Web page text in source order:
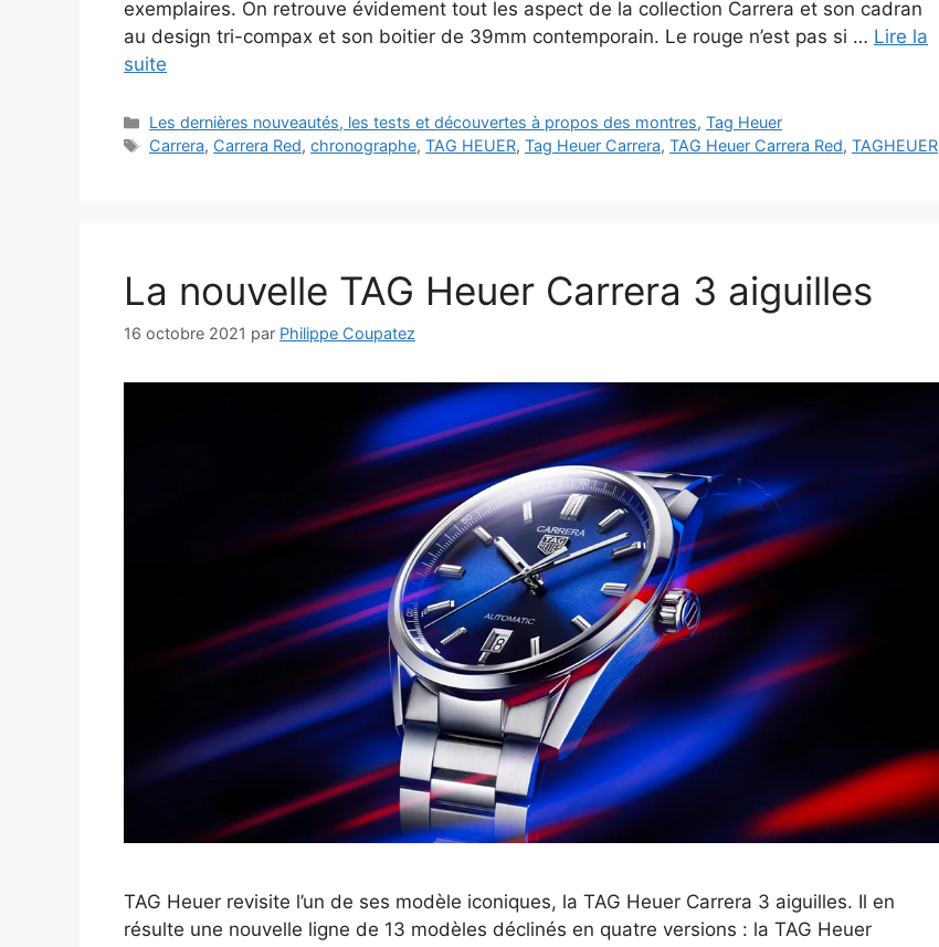
exemplaires. On retrouve évidement tout les aspect de la collection Carrera et son cadran
au design tri-compax et son boitier de 39mm contemporain. Le rouge n’est pas si … Lire la
suite
Catégories
Les dernières nouveautés, les tests et découvertes à propos des montres,Tag Heuer
Étiquettes
Carrera, Carrera Red,chronographe,TAG HEUER,Tag Heuer Carrera,TAG Heuer Carrera Red,TAGHEUER
La nouvelle TAG Heuer Carrera 3 aiguilles
16 octobre 2021 par Philippe Coupatez
TAG Heuer revisite l’un de ses modèle iconiques, la TAG Heuer Carrera 3 aiguilles. Il en
résulte une nouvelle ligne de 13 modèles déclinés en quatre versions : la TAG Heuer